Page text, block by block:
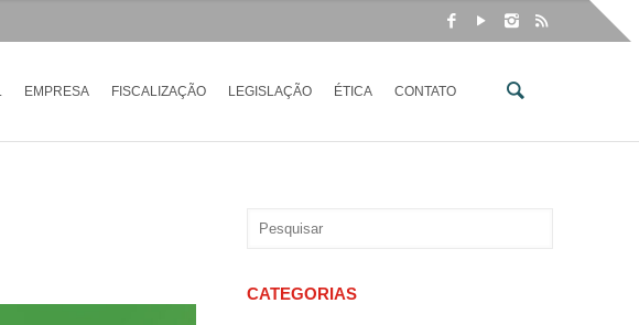
EMPRESA FISCALIZAÇÃO LEGISLAÇÃO ÉTICA CONTATO
CATEGORIAS